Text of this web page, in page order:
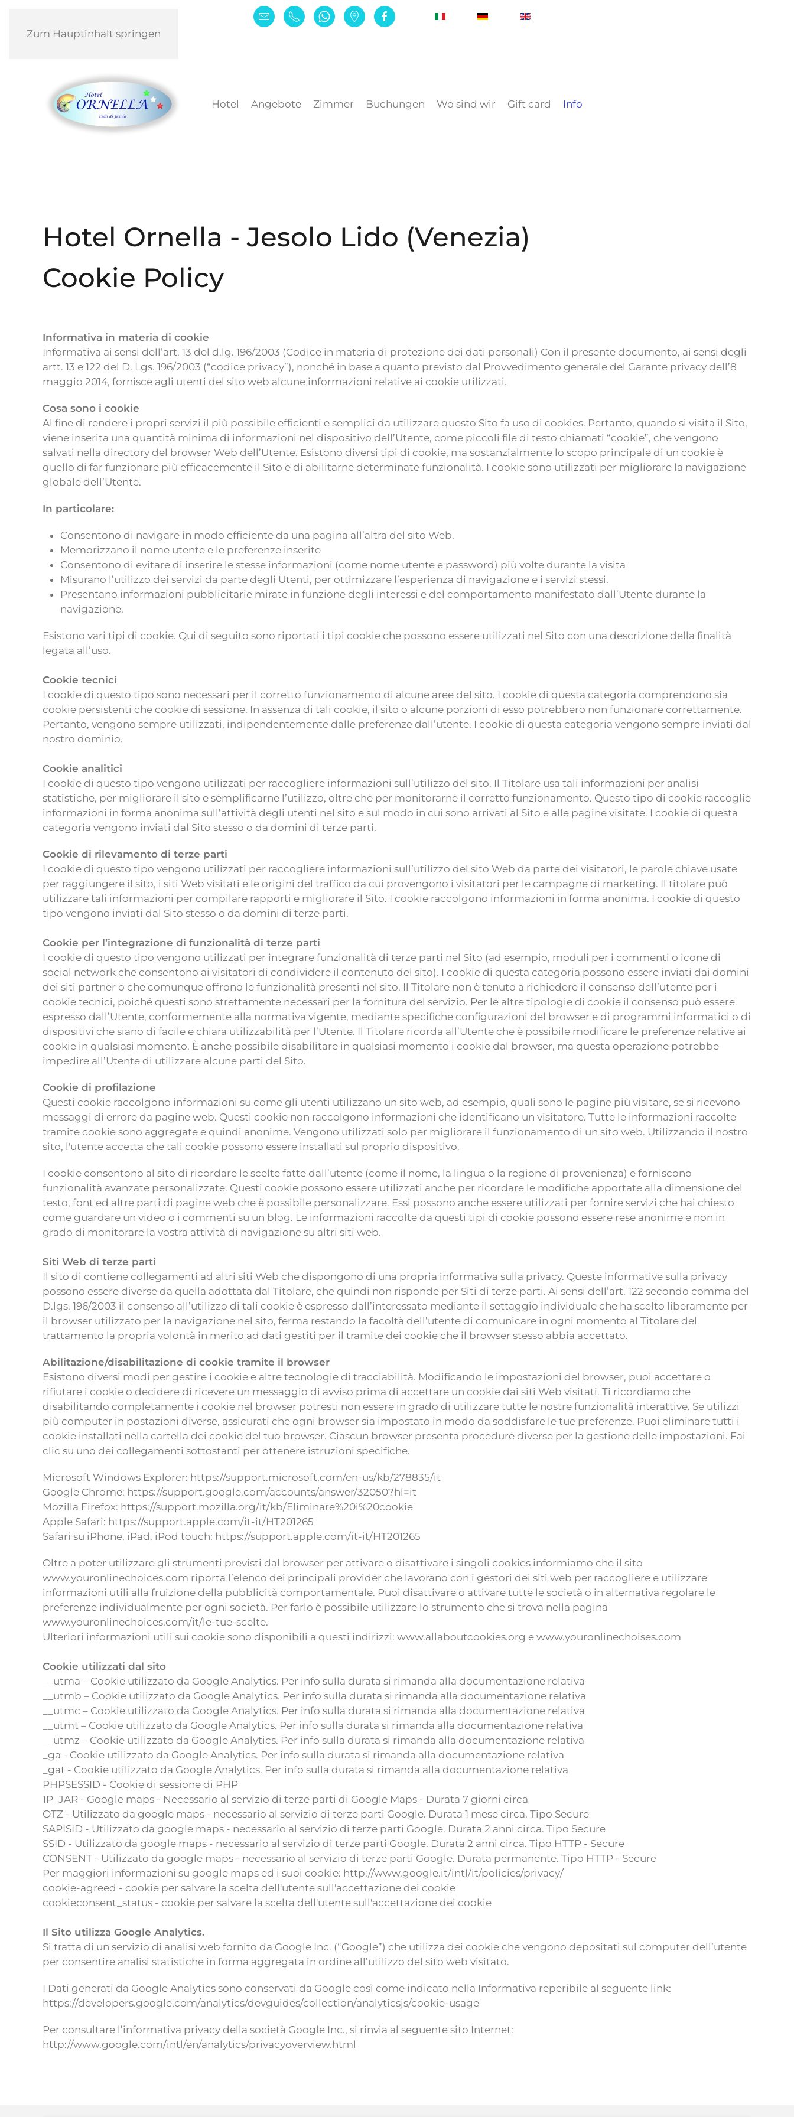
Zum Hauptinhalt springen
Hotel Angebote Zimmer Buchungen Wo sind wir Gift card Info
Hotel Ornella - Jesolo Lido (Venezia)
Cookie Policy
Informativa in materia di cookie
Informativa ai sensi dell’art. 13 del d.lg. 196/2003 (Codice in materia di protezione dei dati personali) Con il presente documento, ai sensi degli
artt. 13 e 122 del D. Lgs. 196/2003 (“codice privacy”), nonché in base a quanto previsto dal Provvedimento generale del Garante privacy dell’8
maggio 2014, fornisce agli utenti del sito web alcune informazioni relative ai cookie utilizzati.
Cosa sono i cookie
Al fine di rendere i propri servizi il più possibile efficienti e semplici da utilizzare questo Sito fa uso di cookies. Pertanto, quando si visita il Sito,
viene inserita una quantità minima di informazioni nel dispositivo dell’Utente, come piccoli file di testo chiamati “cookie”, che vengono
salvati nella directory del browser Web dell’Utente. Esistono diversi tipi di cookie, ma sostanzialmente lo scopo principale di un cookie è
quello di far funzionare più efficacemente il Sito e di abilitarne determinate funzionalità. I cookie sono utilizzati per migliorare la navigazione
globale dell’Utente.
In particolare:
Consentono di navigare in modo efficiente da una pagina all’altra del sito Web.
Memorizzano il nome utente e le preferenze inserite
Consentono di evitare di inserire le stesse informazioni (come nome utente e password) più volte durante la visita
Misurano l’utilizzo dei servizi da parte degli Utenti, per ottimizzare l’esperienza di navigazione e i servizi stessi.
Presentano informazioni pubblicitarie mirate in funzione degli interessi e del comportamento manifestato dall’Utente durante la
navigazione.
Esistono vari tipi di cookie. Qui di seguito sono riportati i tipi cookie che possono essere utilizzati nel Sito con una descrizione della finalità
legata all’uso.
Cookie tecnici
I cookie di questo tipo sono necessari per il corretto funzionamento di alcune aree del sito. I cookie di questa categoria comprendono sia
cookie persistenti che cookie di sessione. In assenza di tali cookie, il sito o alcune porzioni di esso potrebbero non funzionare correttamente.
Pertanto, vengono sempre utilizzati, indipendentemente dalle preferenze dall’utente. I cookie di questa categoria vengono sempre inviati dal
nostro dominio.
Cookie analitici
I cookie di questo tipo vengono utilizzati per raccogliere informazioni sull’utilizzo del sito. Il Titolare usa tali informazioni per analisi
statistiche, per migliorare il sito e semplificarne l’utilizzo, oltre che per monitorarne il corretto funzionamento. Questo tipo di cookie raccoglie
informazioni in forma anonima sull’attività degli utenti nel sito e sul modo in cui sono arrivati al Sito e alle pagine visitate. I cookie di questa
categoria vengono inviati dal Sito stesso o da domini di terze parti.
Cookie di rilevamento di terze parti
I cookie di questo tipo vengono utilizzati per raccogliere informazioni sull’utilizzo del sito Web da parte dei visitatori, le parole chiave usate
per raggiungere il sito, i siti Web visitati e le origini del traffico da cui provengono i visitatori per le campagne di marketing. Il titolare può
utilizzare tali informazioni per compilare rapporti e migliorare il Sito. I cookie raccolgono informazioni in forma anonima. I cookie di questo
tipo vengono inviati dal Sito stesso o da domini di terze parti.
Cookie per l’integrazione di funzionalità di terze parti
I cookie di questo tipo vengono utilizzati per integrare funzionalità di terze parti nel Sito (ad esempio, moduli per i commenti o icone di
social network che consentono ai visitatori di condividere il contenuto del sito). I cookie di questa categoria possono essere inviati dai domini
dei siti partner o che comunque offrono le funzionalità presenti nel sito. Il Titolare non è tenuto a richiedere il consenso dell’utente per i
cookie tecnici, poiché questi sono strettamente necessari per la fornitura del servizio. Per le altre tipologie di cookie il consenso può essere
espresso dall’Utente, conformemente alla normativa vigente, mediante specifiche configurazioni del browser e di programmi informatici o di
dispositivi che siano di facile e chiara utilizzabilità per l’Utente. Il Titolare ricorda all’Utente che è possibile modificare le preferenze relative ai
cookie in qualsiasi momento. È anche possibile disabilitare in qualsiasi momento i cookie dal browser, ma questa operazione potrebbe
impedire all’Utente di utilizzare alcune parti del Sito.
Cookie di profilazione
Questi cookie raccolgono informazioni su come gli utenti utilizzano un sito web, ad esempio, quali sono le pagine più visitare, se si ricevono
messaggi di errore da pagine web. Questi cookie non raccolgono informazioni che identificano un visitatore. Tutte le informazioni raccolte
tramite cookie sono aggregate e quindi anonime. Vengono utilizzati solo per migliorare il funzionamento di un sito web. Utilizzando il nostro
sito, l'utente accetta che tali cookie possono essere installati sul proprio dispositivo.
I cookie consentono al sito di ricordare le scelte fatte dall’utente (come il nome, la lingua o la regione di provenienza) e forniscono
funzionalità avanzate personalizzate. Questi cookie possono essere utilizzati anche per ricordare le modifiche apportate alla dimensione del
testo, font ed altre parti di pagine web che è possibile personalizzare. Essi possono anche essere utilizzati per fornire servizi che hai chiesto
come guardare un video o i commenti su un blog. Le informazioni raccolte da questi tipi di cookie possono essere rese anonime e non in
grado di monitorare la vostra attività di navigazione su altri siti web.
Siti Web di terze parti
Il sito di contiene collegamenti ad altri siti Web che dispongono di una propria informativa sulla privacy. Queste informative sulla privacy
possono essere diverse da quella adottata dal Titolare, che quindi non risponde per Siti di terze parti. Ai sensi dell’art. 122 secondo comma del
D.lgs. 196/2003 il consenso all’utilizzo di tali cookie è espresso dall’interessato mediante il settaggio individuale che ha scelto liberamente per
il browser utilizzato per la navigazione nel sito, ferma restando la facoltà dell’utente di comunicare in ogni momento al Titolare del
trattamento la propria volontà in merito ad dati gestiti per il tramite dei cookie che il browser stesso abbia accettato.
Abilitazione/disabilitazione di cookie tramite il browser
Esistono diversi modi per gestire i cookie e altre tecnologie di tracciabilità. Modificando le impostazioni del browser, puoi accettare o
rifiutare i cookie o decidere di ricevere un messaggio di avviso prima di accettare un cookie dai siti Web visitati. Ti ricordiamo che
disabilitando completamente i cookie nel browser potresti non essere in grado di utilizzare tutte le nostre funzionalità interattive. Se utilizzi
più computer in postazioni diverse, assicurati che ogni browser sia impostato in modo da soddisfare le tue preferenze. Puoi eliminare tutti i
cookie installati nella cartella dei cookie del tuo browser. Ciascun browser presenta procedure diverse per la gestione delle impostazioni. Fai
clic su uno dei collegamenti sottostanti per ottenere istruzioni specifiche.
Microsoft Windows Explorer: https://support.microsoft.com/en-us/kb/278835/it
Google Chrome: https://support.google.com/accounts/answer/32050?hl=it
Mozilla Firefox: https://support.mozilla.org/it/kb/Eliminare%20i%20cookie
Apple Safari: https://support.apple.com/it-it/HT201265
Safari su iPhone, iPad, iPod touch: https://support.apple.com/it-it/HT201265
Oltre a poter utilizzare gli strumenti previsti dal browser per attivare o disattivare i singoli cookies informiamo che il sito
www.youronlinechoices.com riporta l’elenco dei principali provider che lavorano con i gestori dei siti web per raccogliere e utilizzare
informazioni utili alla fruizione della pubblicità comportamentale. Puoi disattivare o attivare tutte le società o in alternativa regolare le
preferenze individualmente per ogni società. Per farlo è possibile utilizzare lo strumento che si trova nella pagina
www.youronlinechoices.com/it/le-tue-scelte.
Ulteriori informazioni utili sui cookie sono disponibili a questi indirizzi: www.allaboutcookies.org e www.youronlinechoises.com
Cookie utilizzati dal sito
__utma – Cookie utilizzato da Google Analytics. Per info sulla durata si rimanda alla documentazione relativa
__utmb – Cookie utilizzato da Google Analytics. Per info sulla durata si rimanda alla documentazione relativa
__utmc – Cookie utilizzato da Google Analytics. Per info sulla durata si rimanda alla documentazione relativa
__utmt – Cookie utilizzato da Google Analytics. Per info sulla durata si rimanda alla documentazione relativa
__utmz – Cookie utilizzato da Google Analytics. Per info sulla durata si rimanda alla documentazione relativa
_ga - Cookie utilizzato da Google Analytics. Per info sulla durata si rimanda alla documentazione relativa
_gat - Cookie utilizzato da Google Analytics. Per info sulla durata si rimanda alla documentazione relativa
PHPSESSID - Cookie di sessione di PHP
1P_JAR - Google maps - Necessario al servizio di terze parti di Google Maps - Durata 7 giorni circa
OTZ - Utilizzato da google maps - necessario al servizio di terze parti Google. Durata 1 mese circa. Tipo Secure
SAPISID - Utilizzato da google maps - necessario al servizio di terze parti Google. Durata 2 anni circa. Tipo Secure
SSID - Utilizzato da google maps - necessario al servizio di terze parti Google. Durata 2 anni circa. Tipo HTTP - Secure
CONSENT - Utilizzato da google maps - necessario al servizio di terze parti Google. Durata permanente. Tipo HTTP - Secure
Per maggiori informazioni su google maps ed i suoi cookie: http://www.google.it/intl/it/policies/privacy/
cookie-agreed - cookie per salvare la scelta dell'utente sull'accettazione dei cookie
cookieconsent_status - cookie per salvare la scelta dell'utente sull'accettazione dei cookie
Il Sito utilizza Google Analytics.
Si tratta di un servizio di analisi web fornito da Google Inc. (“Google”) che utilizza dei cookie che vengono depositati sul computer dell’utente
per consentire analisi statistiche in forma aggregata in ordine all’utilizzo del sito web visitato.
I Dati generati da Google Analytics sono conservati da Google così come indicato nella Informativa reperibile al seguente link:
https://developers.google.com/analytics/devguides/collection/analyticsjs/cookie-usage
Per consultare l’informativa privacy della società Google Inc., si rinvia al seguente sito Internet:
http://www.google.com/intl/en/analytics/privacyoverview.html